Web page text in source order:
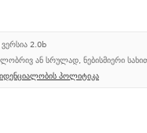
ვერსია 2.0b
ან სრულად, ნებისმიერი
პოლიტიკა